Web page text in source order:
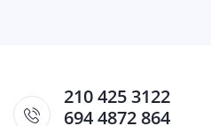
210 425 3122
694 4872 864